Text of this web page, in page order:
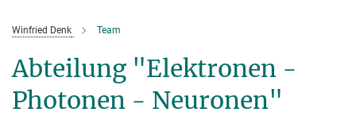
Winfried Denk Team
Abteilung "Elektronen -
Photonen - Neuronen"